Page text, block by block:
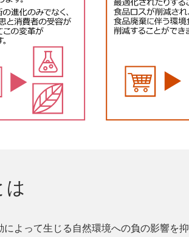
は
よって生じる自然環境への負の影響を抑